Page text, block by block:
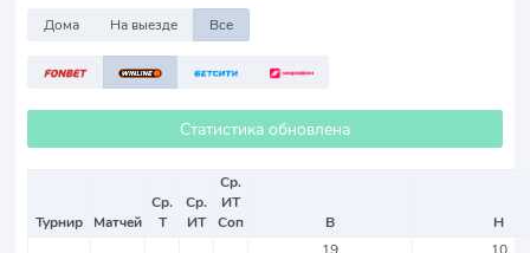
Дома На выезде Все
Статистика обновлена
Турнир Матчей
Ср.
Т
Ср.
ИТ
Ср.
ИТ
Соп
В
Н